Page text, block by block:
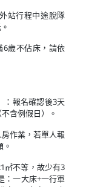
站行程中途脫隊
6歲不佔床，請依
：報名確認後3天
含例假日）。
作業，若單人報
㎡不等，故少有3
：一大床+一行軍